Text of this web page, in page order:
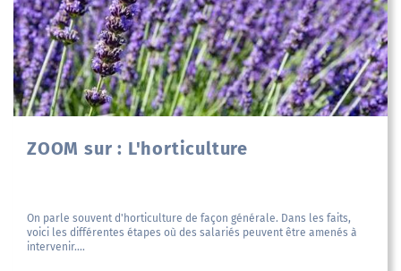
ZOOM sur : L'horticulture
On parle souvent d'horticulture de façon générale. Dans les faits,
voici les différentes étapes où des salariés peuvent être amenés à
intervenir....